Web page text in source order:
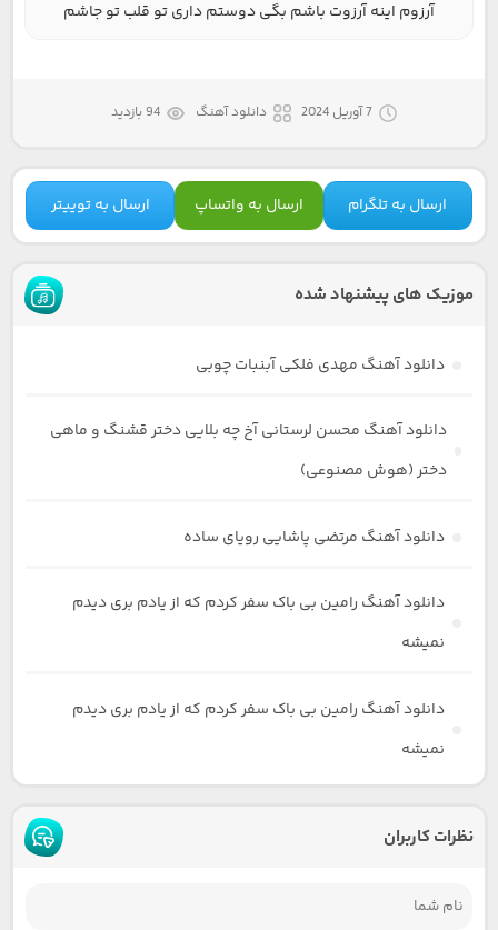
آرزوم اینه آرزوت باشم بگی دوستم داری تو قلب تو جاشم
7 آوریل 2024 دانلود آهنگ 94 بازدید
ارسال به تلگرام ارسال به واتساپ ارسال به توییتر
موزیک های پیشنهاد شده
دانلود آهنگ مهدی فلکی آبنبات چوبی
دانلود آهنگ محسن لرستانی آخ چه بلایی دختر قشنگ و ماهی
دختر (هوش مصنوعی)
دانلود آهنگ مرتضی پاشایی رویای ساده
دانلود آهنگ رامین بی باک سفر کردم که از یادم بری دیدم
نمیشه
دانلود آهنگ رامین بی باک سفر کردم که از یادم بری دیدم
نمیشه
نظرات کاربران